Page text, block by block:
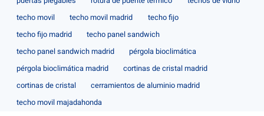
techo movil
techo movil madrid
techo fijo
techo fijo madrid
techo panel sandwich
techo panel sandwich madrid
pérgola bioclimática
pérgola bioclimática madrid
cortinas de cristal madrid
cortinas de cristal
cerramientos de aluminio madrid
techo movil majadahonda